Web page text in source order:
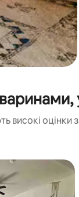
оцінки